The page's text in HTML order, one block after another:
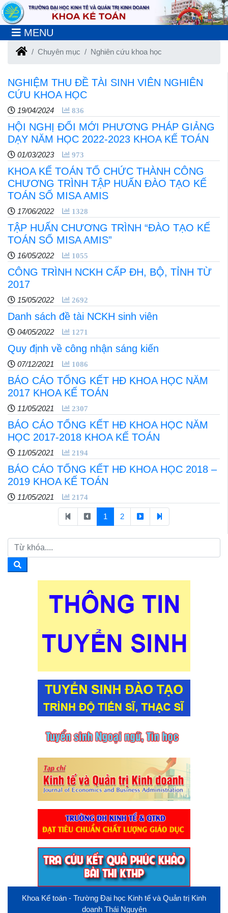
MENU
Chuyên mục Nghiên cứu khoa học
NGHIỆM THU ĐỀ TÀI SINH VIÊN NGHIÊN
CỨU KHOA HỌC
19/04/2024 836
HỘI NGHỊ ĐỔI MỚI PHƯƠNG PHÁP GIẢNG
DẠY NĂM HỌC 2022-2023 KHOA KẾ TOÁN
01/03/2023 973
KHOA KẾ TOÁN TỔ CHỨC THÀNH CÔNG
CHƯƠNG TRÌNH TẬP HUẤN ĐÀO TẠO KẾ
TOÁN SỐ MISA AMIS
17/06/2022 1328
TẬP HUẤN CHƯƠNG TRÌNH “ĐÀO TẠO KẾ
TOÁN SỐ MISA AMIS”
16/05/2022 1055
CÔNG TRÌNH NCKH CẤP ĐH, BỘ, TỈNH TỪ
2017
15/05/2022 2692
Danh sách đề tài NCKH sinh viên
04/05/2022 1271
Quy định về công nhận sáng kiến
07/12/2021 1086
BÁO CÁO TỔNG KẾT HĐ KHOA HỌC NĂM
2017 KHOA KẾ TOÁN
11/05/2021 2307
BÁO CÁO TỔNG KẾT HĐ KHOA HỌC NĂM
HỌC 2017-2018 KHOA KẾ TOÁN
11/05/2021 2194
BÁO CÁO TỔNG KẾT HĐ KHOA HỌC 2018 –
2019 KHOA KẾ TOÁN
11/05/2021 2174
1 2
Khoa Kế toán - Trường Đại học Kinh tế và Quản trị Kinh
doanh Thái Nguyên